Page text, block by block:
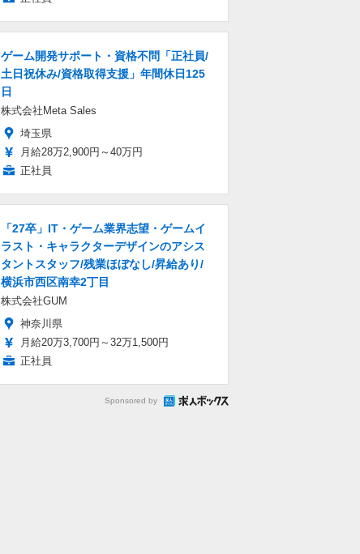
ゲーム開発サポート・資格不問「正社員/
土日祝休み/資格取得支援」年間休日125
日
株式会社Meta Sales
埼玉県
月給28万2,900円～40万円
正社員
「27卒」IT・ゲーム業界志望・ゲームイ
ラスト・キャラクターデザインのアシス
タントスタッフ/残業ほぼなし/昇給あり/
横浜市西区南幸2丁目
株式会社GUM
神奈川県
月給20万3,700円～32万1,500円
正社員
Sponsored by